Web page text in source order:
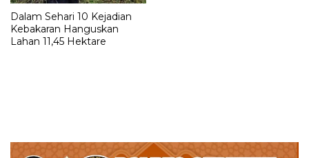
Dalam Sehari 10 Kejadian
Kebakaran Hanguskan
Lahan 11,45 Hektare